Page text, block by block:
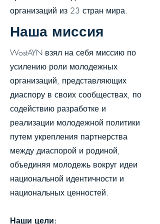
организаций из 23 стран мира.
Наша миссия
WostAYN взял на себя миссию по
усилению роли молодежных
организаций, представляющих
диаспору в своих сообществах, по
содействию разработке и
реализации молодежной политики
путем укрепления партнерства
между диаспорой и родиной,
объединяя молодежь вокруг идеи
национальной идентичности и
национальных ценностей.
Наши цели: